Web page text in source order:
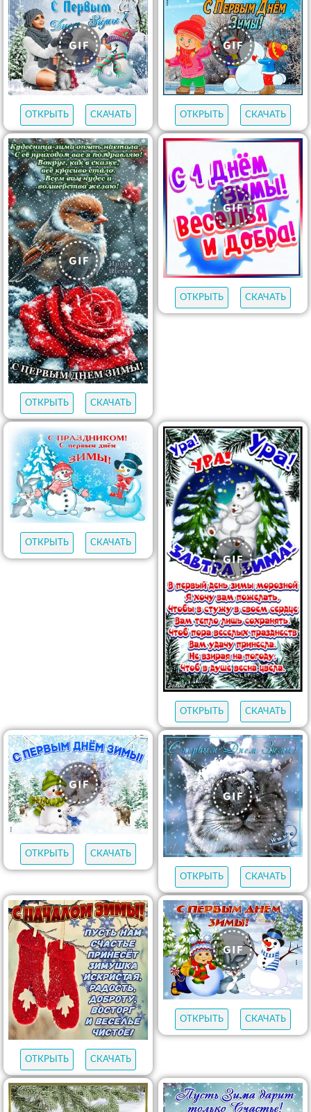
ОТКРЫТЬ СКАЧАТЬ ОТКРЫТЬ СКАЧАТЬ
ОТКРЫТЬ СКАЧАТЬ
ОТКРЫТЬ СКАЧАТЬ
ОТКРЫТЬ СКАЧАТЬ
ОТКРЫТЬ СКАЧАТЬ
ОТКРЫТЬ СКАЧАТЬ
ОТКРЫТЬ СКАЧАТЬ
ОТКРЫТЬ СКАЧАТЬ
ОТКРЫТЬ СКАЧАТЬ